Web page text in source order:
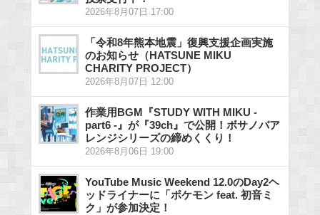
2026年8月07日 17:00
「令和8年熊本地震」復興支援企画実施
のお知らせ（HATSUNE MIKU
CHARITY PROJECT）
2026年8月07日 12:00
作業用BGM『STUDY WITH MIKU -
part6 -』が『39ch』で公開！ボサノバア
レンジシリーズの締めくくり！
2026年8月06日 19:00
YouTube Music Weekend 12.0のDay2ヘ
ッドライナーに「ポケモン feat. 初音ミ
ク」が参加決定！